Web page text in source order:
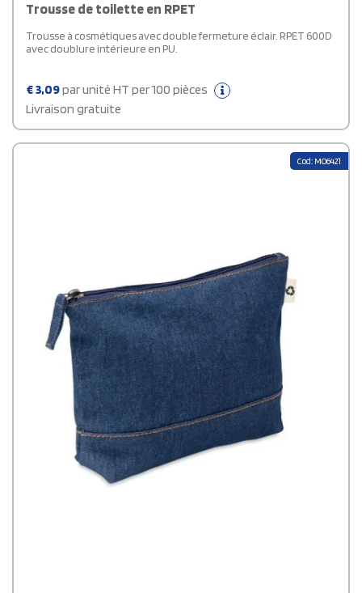
Trousse de toilette en RPET
Trousse à cosmétiques avec double fermeture éclair. RPET 600D
avec doublure intérieure en PU.
€3,09par unité HT per 100 pièces
Livraison gratuite
Cod: MO6421